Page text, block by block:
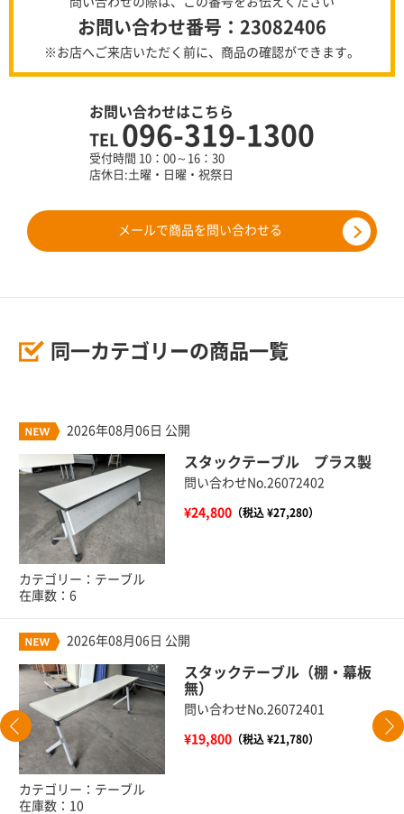
お問い合わせ番号：23082406
※お店へご来店いただく前に、商品の確認ができます。
お問い合わせはこちら
TEL 096-319-1300
受付時間 10：00～16：30
店休日:土曜・日曜・祝祭日
メールで商品を問い合わせる
同一カテゴリーの商品一覧
2026年08月06日 公開
スタックテーブル プラス製
問い合わせNo.26072402
¥24,800（税込 ¥27,280）
カテゴリー：テーブル
在庫数：6
2026年08月06日 公開
スタックテーブル（棚・幕板
無）
問い合わせNo.26072401
¥19,800（税込 ¥21,780）
カテゴリー：テーブル
在庫数：10